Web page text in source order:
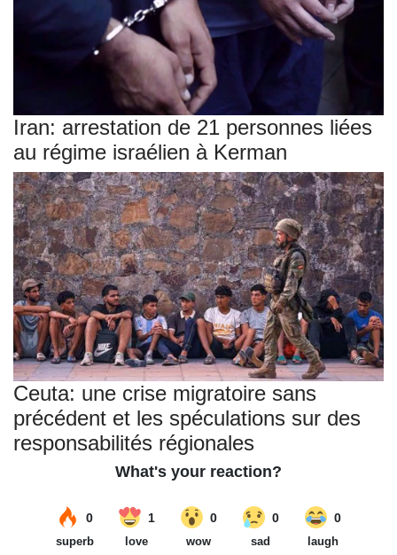
Iran: arrestation de 21 personnes liées
au régime israélien à Kerman
Ceuta: une crise migratoire sans
précédent et les spéculations sur des
responsabilités régionales